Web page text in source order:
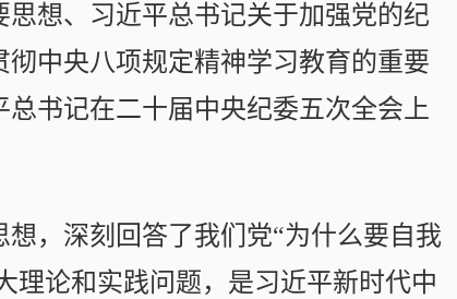
想、习近平总书记关于加强党的纪
中央八项规定精神学习教育的重要
书记在二十届中央纪委五次全会上
，深刻回答了我们党“为什么要自我
理论和实践问题，是习近平新时代中